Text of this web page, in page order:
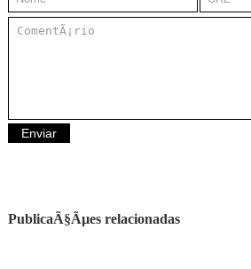
PublicaÃ§Ãµes relacionadas